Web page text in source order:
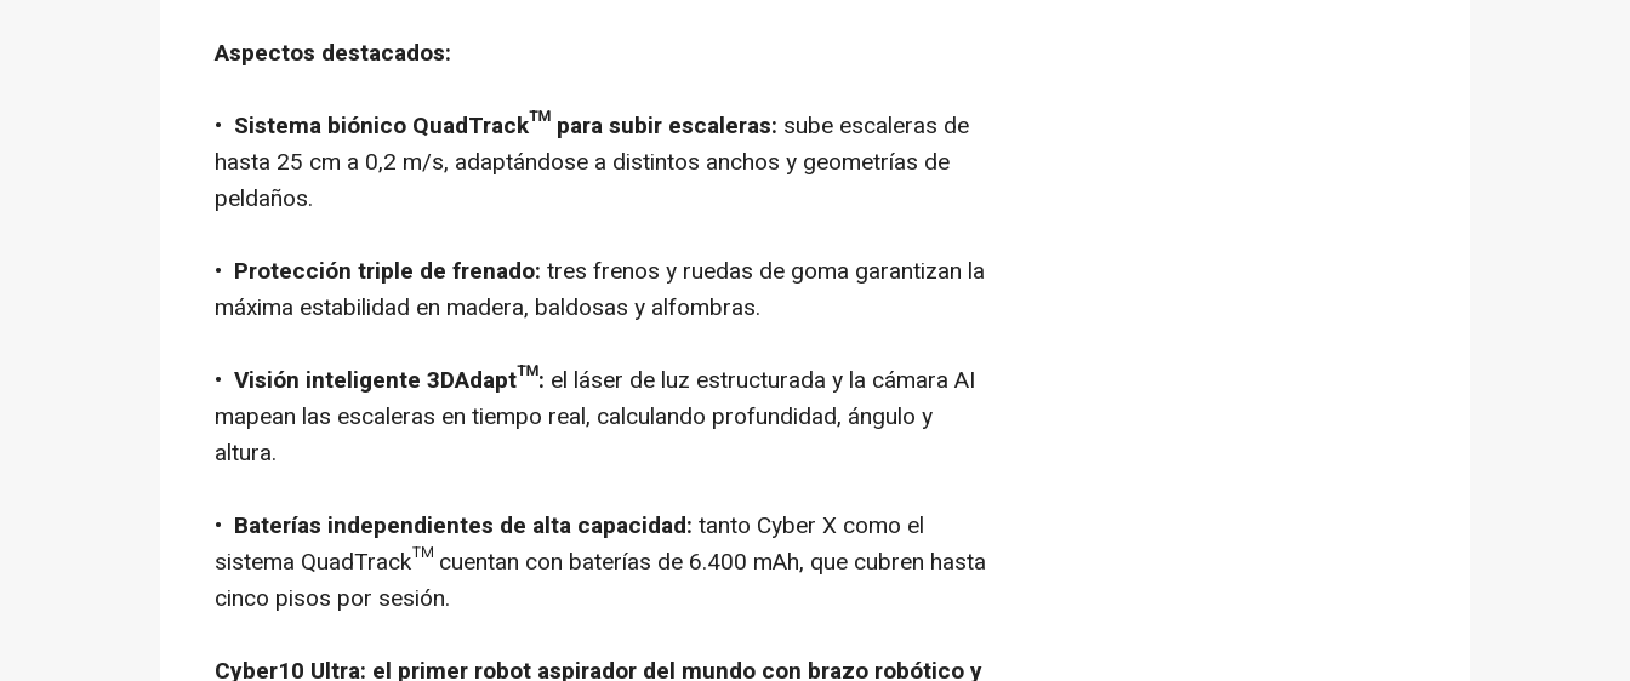
Aspectos destacados:
• Sistema biónico QuadTrack™ para subir escaleras: sube escaleras de
hasta 25 cm a 0,2 m/s, adaptándose a distintos anchos y geometrías de
peldaños.
• Protección triple de frenado: tres frenos y ruedas de goma garantizan la
máxima estabilidad en madera, baldosas y alfombras.
• Visión inteligente 3DAdapt™: el láser de luz estructurada y la cámara AI
mapean las escaleras en tiempo real, calculando profundidad, ángulo y
altura.
• Baterías independientes de alta capacidad: tanto Cyber X como el
sistema QuadTrack™ cuentan con baterías de 6.400 mAh, que cubren hasta
cinco pisos por sesión.
Cyber10 Ultra: el primer robot aspirador del mundo con brazo robótico y